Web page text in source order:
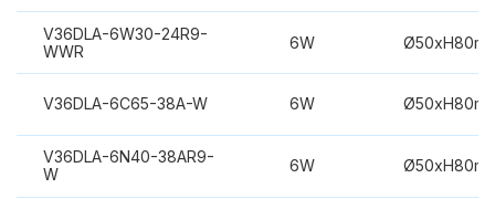
V36DLA-6W30-24R9-
WWR
6W
V36DLA-6C65-38A-W 6W
V36DLA-6N40-38AR9-
W
6W